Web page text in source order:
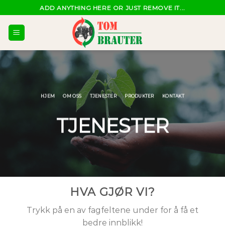
to
content
ADD ANYTHING HERE OR JUST REMOVE IT...
HJEM OM OSS TJENESTER PRODUKTER KONTAKT
TJENESTER
HVA GJØR VI?
Trykk på en av fagfeltene under for å få et
bedre innblikk!